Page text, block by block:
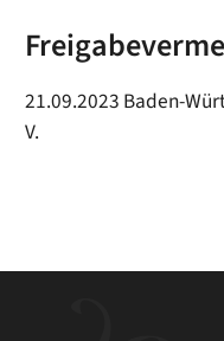
21.09.2023 Baden-
V.